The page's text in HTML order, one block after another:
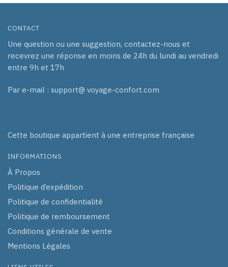
CONTACT
Une question ou une suggestion, contactez-nous et
recevrez une réponse en moins de 24h du lundi au vendredi
entre 9h et 17h
Par e-mail : support@ voyage-confort.com
Cette boutique appartient à une entreprise française
INFORMATIONS
À Propos
Politique d’expédition
Politique de confidentialité
Politique de remboursement
Conditions générale de vente
Mentions Légales